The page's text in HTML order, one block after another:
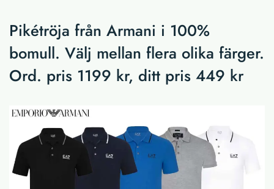
Pikétröja från Armani i 100%
bomull. Välj mellan flera olika färger.
Ord. pris 1199 kr, ditt pris 449 kr